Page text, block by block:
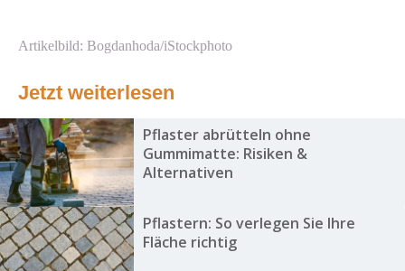
Artikelbild: Bogdanhoda/iStockphoto
Jetzt weiterlesen
Pflaster abrütteln ohne
Gummimatte: Risiken &
Alternativen
Pflastern: So verlegen Sie Ihre
Fläche richtig